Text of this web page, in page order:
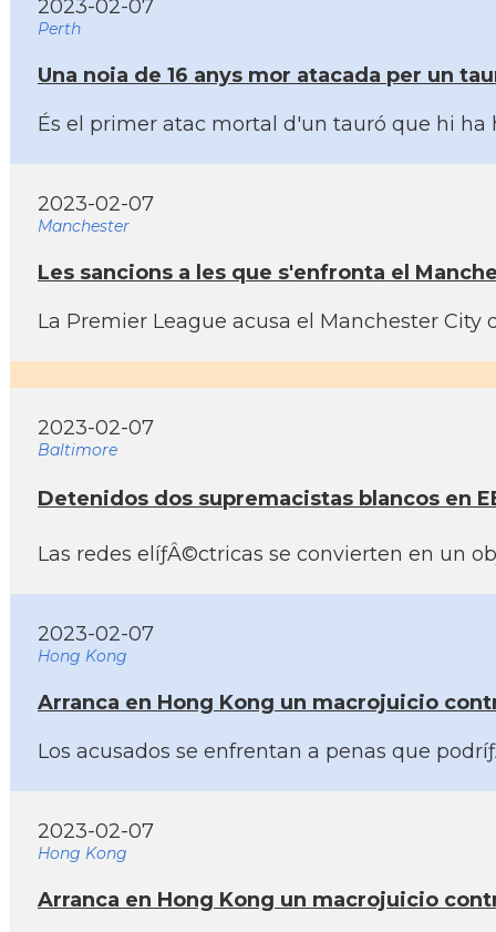
2023-02-07
Perth
Una noia de 16 anys mor atacada per un
És el primer atac mortal d'un tauró que hi ha
2023-02-07
Manchester
Les sancions a les que s'enfronta el
La Premier League acusa el Manchester
2023-02-07
Baltimore
Detenidos dos supremacistas blancos en
Las redes elíƒÂ©ctricas se convierten en un
2023-02-07
Hong Kong
Arranca en Hong Kong un macrojuicio
Los acusados se enfrentan a penas que
2023-02-07
Hong Kong
Arranca en Hong Kong un macrojuicio